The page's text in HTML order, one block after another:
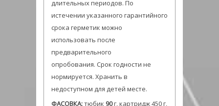
длительных периодов. По
истечении указанного гарантийного
срока герметик можно
использовать после
предварительного
опробования. Срок годности не
нормируется. Хранить в
недоступном для детей месте.
ФАСОВКА:тюбик 90г, картридж 450 г,